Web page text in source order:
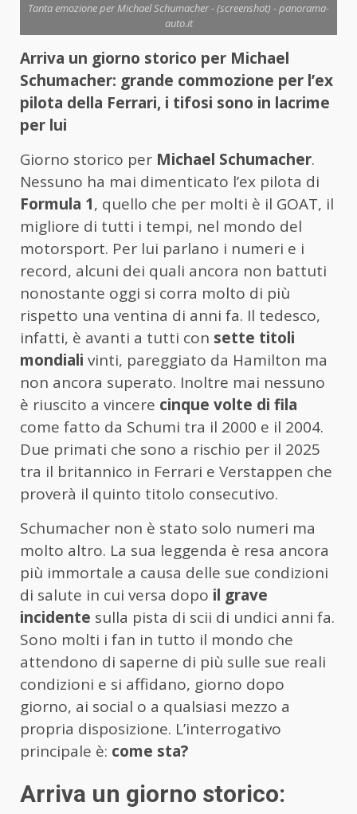
Tanta emozione per Michael Schumacher - (screenshot) - panorama-
auto.it
Arriva un giorno storico per Michael
Schumacher: grande commozione per l’ex
pilota della Ferrari, i tifosi sono in lacrime
per lui
Giorno storico per Michael Schumacher.
Nessuno ha mai dimenticato l’ex pilota di
Formula 1, quello che per molti è il GOAT, il
migliore di tutti i tempi, nel mondo del
motorsport. Per lui parlano i numeri e i
record, alcuni dei quali ancora non battuti
nonostante oggi si corra molto di più
rispetto una ventina di anni fa. Il tedesco,
infatti, è avanti a tutti con sette titoli
mondiali vinti, pareggiato da Hamilton ma
non ancora superato. Inoltre mai nessuno
è riuscito a vincere cinque volte di fila
come fatto da Schumi tra il 2000 e il 2004.
Due primati che sono a rischio per il 2025
tra il britannico in Ferrari e Verstappen che
proverà il quinto titolo consecutivo.
Schumacher non è stato solo numeri ma
molto altro. La sua leggenda è resa ancora
più immortale a causa delle sue condizioni
di salute in cui versa dopo il grave
incidente sulla pista di scii di undici anni fa.
Sono molti i fan in tutto il mondo che
attendono di saperne di più sulle sue reali
condizioni e si affidano, giorno dopo
giorno, ai social o a qualsiasi mezzo a
propria disposizione. L’interrogativo
principale è: come sta?
Arriva un giorno storico: